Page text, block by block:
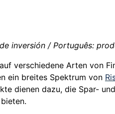
inversión / Português:
verschiedene Arten von
ein breites Spektrum von
dienen dazu, die Spar-